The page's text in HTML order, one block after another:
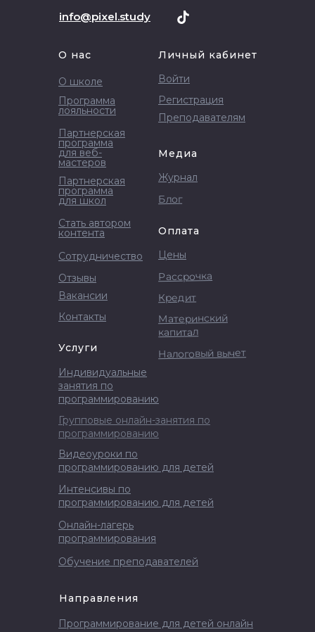
info@pixel.study
О нас
О школе
Отзывы
Сотрудничество
Партнерская
программа
для веб-
мастеров
Партнерская
программа
для школ
Стать автором
контента
Вакансии
Контакты
Программа
лояльности
Услуги
Видеоуроки по
программированию для детей
Интенсивы по
программированию для детей
Групповые онлайн-занятия по
программированию
Индивидуальные
занятия по
программированию
Онлайн-лагерь
программирования
Обучение преподавателей
Направления
Программирование для детей онлайн
Личный кабинет
Войти
Регистрация
Преподавателям
Медиа
Журнал
Блог
Оплата
Цены
Рассрочка
Кредит
Материнский
капитал
Налоговый вычет